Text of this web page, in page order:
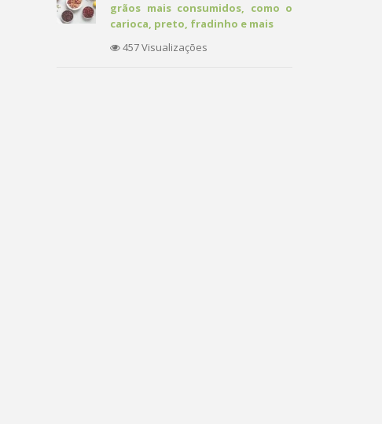
grãos mais consumidos, como o
carioca, preto, fradinho e mais
457 Visualizações